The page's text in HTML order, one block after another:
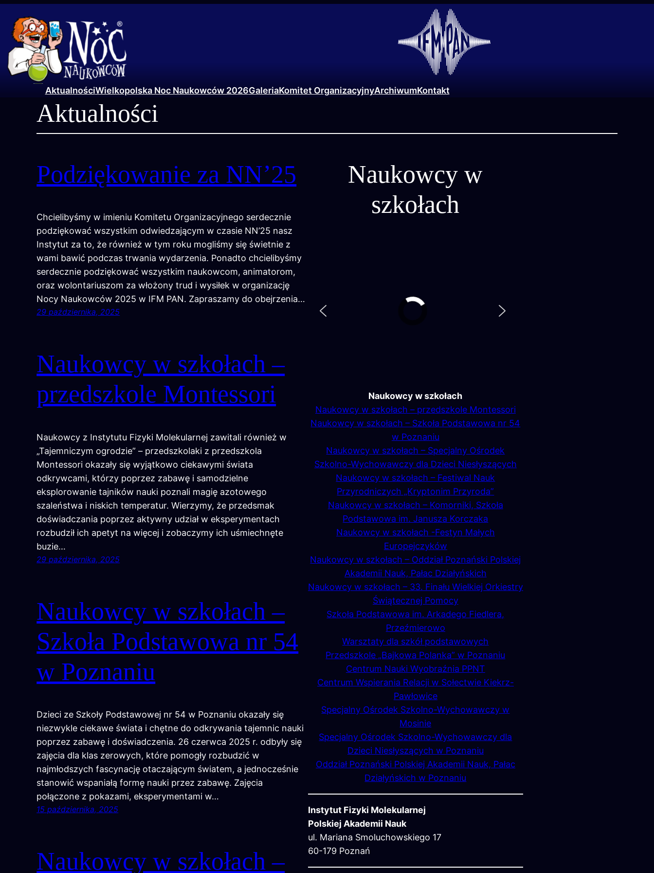
do
treści
AktualnościWielkopolska Noc Naukowców 2026GaleriaKomitet OrganizacyjnyArchiwumKontakt
Aktualności
Podziękowanie za NN’25
Chcielibyśmy w imieniu Komitetu Organizacyjnego serdecznie
podziękować wszystkim odwiedzającym w czasie NN’25 nasz
Instytut za to, że również w tym roku mogliśmy się świetnie z
wami bawić podczas trwania wydarzenia. Ponadto chcielibyśmy
serdecznie podziękować wszystkim naukowcom, animatorom,
oraz wolontariuszom za włożony trud i wysiłek w organizację
Nocy Naukowców 2025 w IFM PAN. Zapraszamy do obejrzenia…
29 października, 2025
Naukowcy w szkołach –
przedszkole Montessori
Naukowcy z Instytutu Fizyki Molekularnej zawitali również w
„Tajemniczym ogrodzie” – przedszkolaki z przedszkola
Montessori okazały się wyjątkowo ciekawymi świata
odkrywcami, którzy poprzez zabawę i samodzielne
eksplorowanie tajników nauki poznali magię azotowego
szaleństwa i niskich temperatur. Wierzymy, że przedsmak
doświadczania poprzez aktywny udział w eksperymentach
rozbudził ich apetyt na więcej i zobaczymy ich uśmiechnęte
buzie…
29 października, 2025
Naukowcy w szkołach –
Szkoła Podstawowa nr 54
w Poznaniu
Dzieci ze Szkoły Podstawowej nr 54 w Poznaniu okazały się
niezwykle ciekawe świata i chętne do odkrywania tajemnic nauki
poprzez zabawę i doświadczenia. 26 czerwca 2025 r. odbyły się
zajęcia dla klas zerowych, które pomogły rozbudzić w
najmłodszych fascynację otaczającym światem, a jednocześnie
stanowić wspaniałą formę nauki przez zabawę. Zajęcia
połączone z pokazami, eksperymentami w…
15 października, 2025
Naukowcy w szkołach –
Naukowcy w
szkołach
Naukowcy w szkołach
Naukowcy w szkołach – przedszkole Montessori
Naukowcy w szkołach – Szkoła Podstawowa nr 54
w Poznaniu
Naukowcy w szkołach – Specjalny Ośrodek
Szkolno-Wychowawczy dla Dzieci Niesłyszących
Naukowcy w szkołach – Festiwal Nauk
Przyrodniczych „Kryptonim Przyroda”
Naukowcy w szkołach – Komorniki, Szkoła
Podstawowa im. Janusza Korczaka
Naukowcy w szkołach -Festyn Małych
Europejczyków
Naukowcy w szkołach – Oddział Poznański Polskiej
Akademii Nauk, Pałac Działyńskich
Naukowcy w szkołach – 33. Finału Wielkiej Orkiestry
Świątecznej Pomocy
Szkoła Podstawowa im. Arkadego Fiedlera,
Przeźmierowo
Warsztaty dla szkół podstawowych
Przedszkole „Bajkowa Polanka” w Poznaniu
Centrum Nauki Wyobraźnia PPNT
Centrum Wspierania Relacji w Sołectwie Kiekrz-
Pawłowice
Specjalny Ośrodek Szkolno-Wychowawczy w
Mosinie
Specjalny Ośrodek Szkolno-Wychowawczy dla
Dzieci Niesłyszących w Poznaniu
Oddział Poznański Polskiej Akademii Nauk, Pałac
Działyńskich w Poznaniu
Instytut Fizyki Molekularnej
Polskiej Akademii Nauk
ul. Mariana Smoluchowskiego 17
60-179 Poznań